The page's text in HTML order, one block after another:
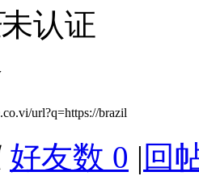
未认证
url?q=https://brazil
好友数 0 | 回